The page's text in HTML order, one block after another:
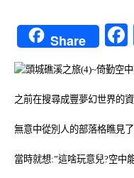
Share
之前在搜尋成豐夢幻世界的
無意中從別人的部落格瞧見
當時就想:”這啥玩意兒?空中